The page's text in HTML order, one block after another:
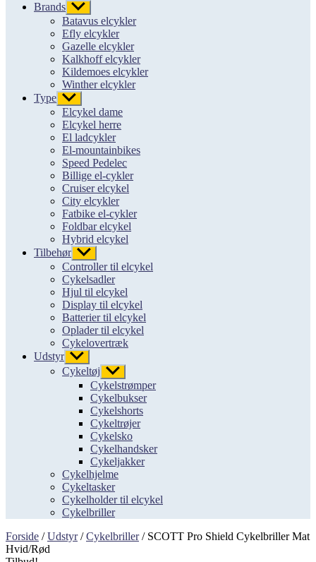
Brands Vis
undermenu
Batavus elcykler
Efly elcykler
Gazelle elcykler
Kalkhoff elcykler
Kildemoes elcykler
Winther elcykler
Type Vis
undermenu
Elcykel dame
Elcykel herre
El ladcykler
El-mountainbikes
Speed Pedelec
Billige el-cykler
Cruiser elcykel
City elcykler
Fatbike el-cykler
Foldbar elcykel
Hybrid elcykel
Tilbehør Vis
undermenu
Controller til elcykel
Cykelsadler
Hjul til elcykel
Display til elcykel
Batterier til elcykel
Oplader til elcykel
Cykelovertræk
Udstyr Vis
undermenu
Cykeltøj Vis
undermenu
Cykelstrømper
Cykelbukser
Cykelshorts
Cykeltrøjer
Cykelsko
Cykelhandsker
Cykeljakker
Cykelhjelme
Cykeltasker
Cykelholder til elcykel
Cykelbriller
Forside /Udstyr/Cykelbriller/ SCOTT Pro Shield Cykelbriller Mat
Hvid/Rød